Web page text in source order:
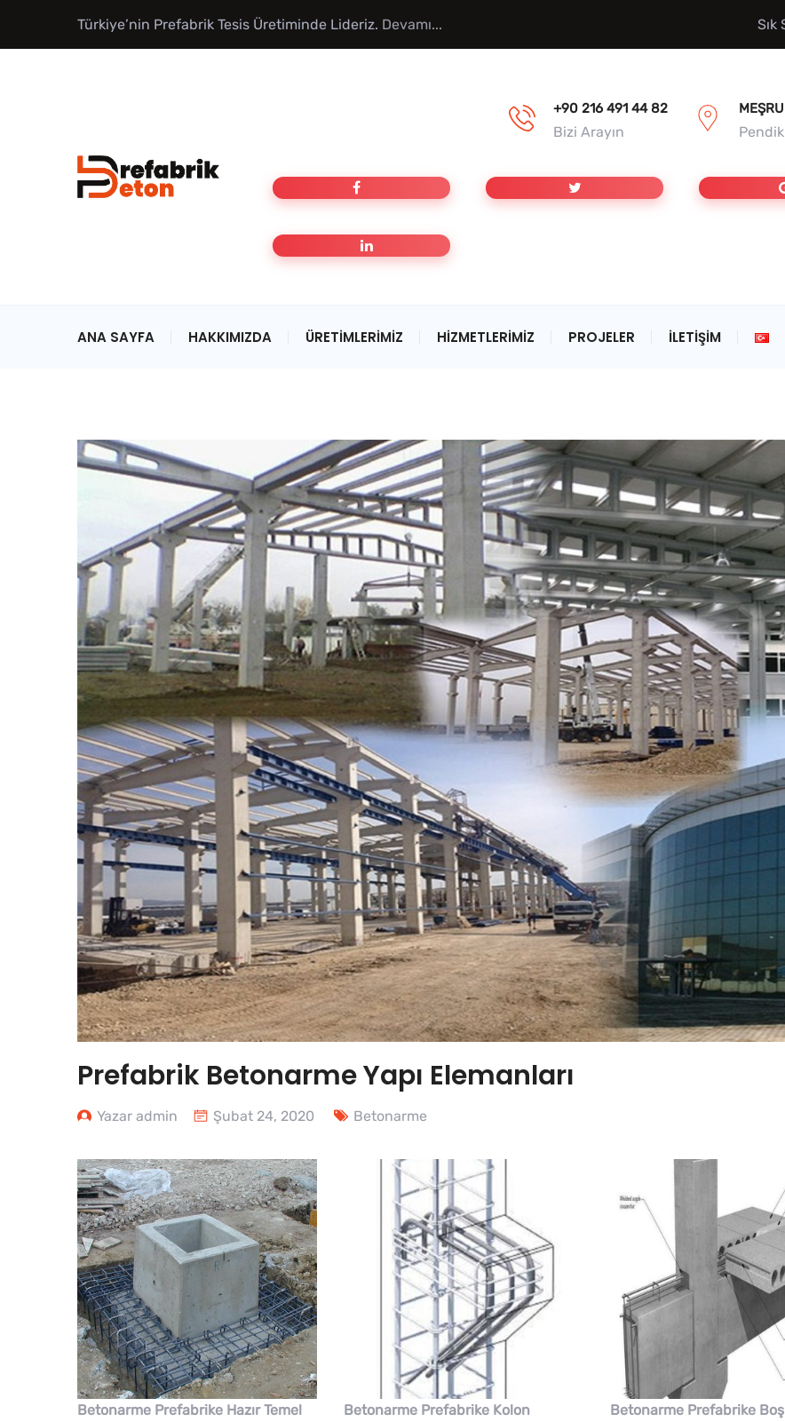
Türkiye’nin Prefabrik Tesis Üretiminde Lideriz. Devamı... Sık
+90 216 491 44 82
Bizi Arayın
ANA SAYFA HAKKIMIZDA ÜRETIMLERIMIZ HIZMETLERIMIZ PROJELER İLETIŞIM
Prefabrik Betonarme Yapı Elemanları
Yazar admin Şubat 24, 2020 Betonarme
Betonarme Prefabrike Hazır Temel
Betonarme Prefabrike Kolon
Betonarme Prefabrike